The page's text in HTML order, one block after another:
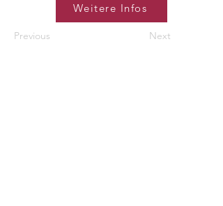
Weitere Infos
Previous Next